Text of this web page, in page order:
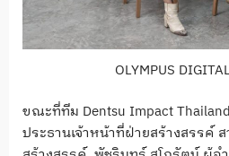
OLYMPUS
ขณะที่ทีม Dentsu Impact
ประธานเจ้าหน้าที่ฝ่ายสร้างสรรค์